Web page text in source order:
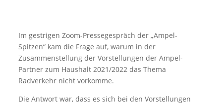
Im gestrigen Zoom-Pressegespräch der „Ampel-
Spitzen“ kam die Frage auf, warum in der
Zusammenstellung der Vorstellungen der Ampel-
Partner zum Haushalt 2021/2022 das Thema
Radverkehr nicht vorkomme.
Die Antwort war, dass es sich bei den Vorstellungen